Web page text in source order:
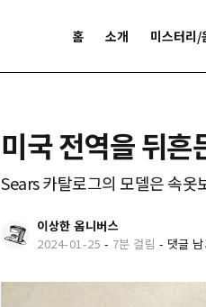
홈 소개 미스터리/
미국 전역을 뒤흔
Sears 카탈로그의 모델은 속옷
이상한 옴니버스
2024-01-25 - 7분 걸림 - 댓글